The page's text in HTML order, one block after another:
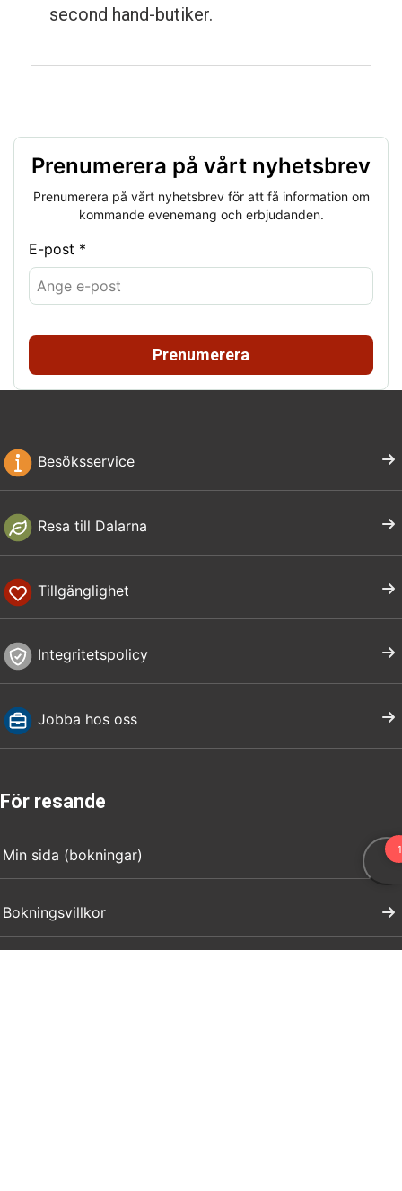
second hand-butiker.
Prenumerera på vårt nyhetsbrev
Prenumerera på vårt nyhetsbrev för att få information om
kommande evenemang och erbjudanden.
E-post *
Prenumerera
Besöksservice
Resa till Dalarna
Tillgänglighet
Integritetspolicy
Jobba hos oss
För resande
Min sida (bokningar)
Bokningsvillkor